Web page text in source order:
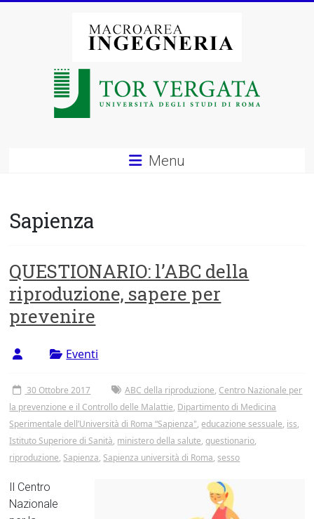
Macroarea
degli
di
Roma
Tor
Vergata
Menu
Sapienza
QUESTIONARIO: l’ABC della
riproduzione, sapere per
prevenire
Eventi
30 Ottobre 2017 ABC della riproduzione, Centro Nazionale per
la prevenzione e il Controllo delle Malattie, Dipartimento di Medicina
Sperimentale dell’Università di Roma “Sapienza",educazione sessuale, iss,
Istituto Superiore di Sanità, ministero della salute,questionario,
riproduzione, Sapienza, Sapienza università di Roma,sesso
Il Centro
Nazionale